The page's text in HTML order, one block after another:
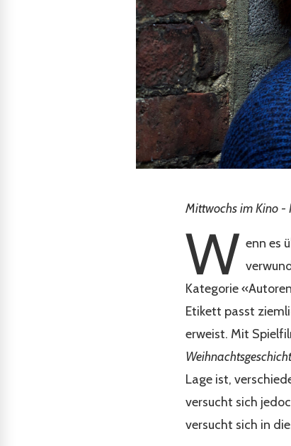
Mittwochs im Kino -
W enn es
Kategorie
Etikett passt
erweist. Mit
Lage ist,
versucht sich
versucht sich in